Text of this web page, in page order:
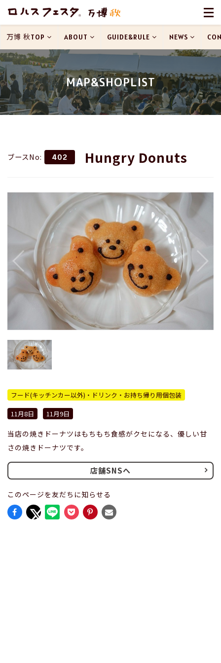
MAP&SHOPLIST
万博 秋TOP ABOUT GUIDE&RULE NEWS
ブースNo: 402 Hungry Donuts
フード(キッチンカー以外)・ドリンク・お持ち帰り用個包装
11月8日
11月9日
当店の焼きドーナツはもちもち食感がクセになる、優しい甘
さの焼きドーナツです。
店舗SNSへ
このページを友だちに知らせる